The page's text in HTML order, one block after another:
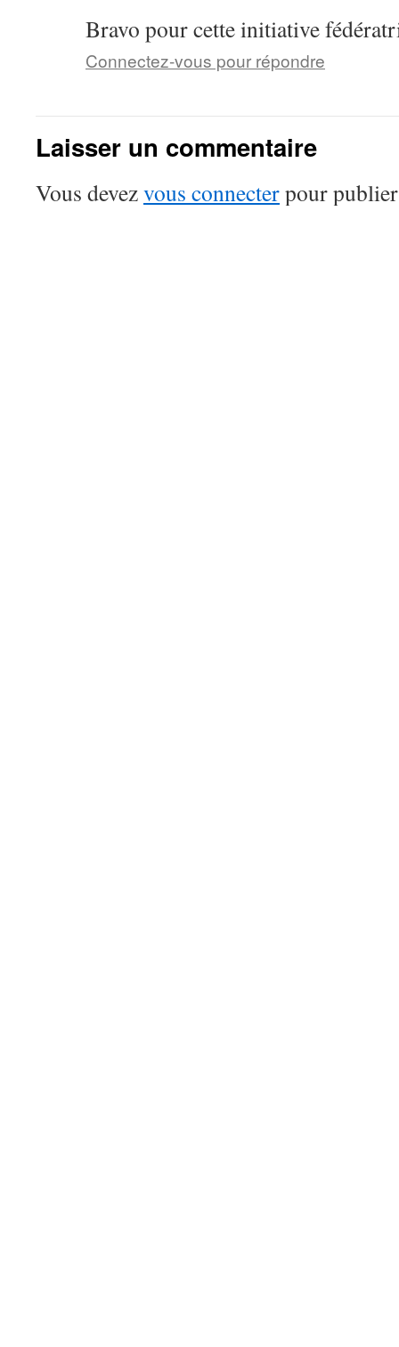
Bravo pour cette initiative
Connectez-vous pour répondre
Laisser un commentaire
Vous devezvous connecterpour